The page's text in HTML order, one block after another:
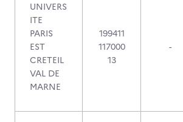
UNIVERS
ITE
PARIS
EST
CRETEIL
VAL DE
MARNE
199411
117000
13
-